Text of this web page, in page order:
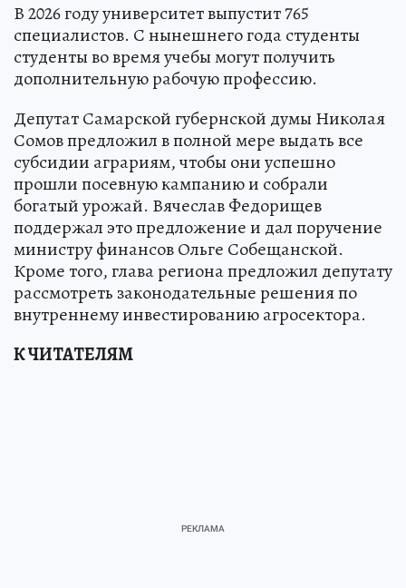
В 2026 году университет выпустит 765
специалистов. С нынешнего года студенты
студенты во время учебы могут получить
дополнительную рабочую профессию.
Депутат Самарской губернской думы Николая
Сомов предложил в полной мере выдать все
субсидии аграриям, чтобы они успешно
прошли посевную кампанию и собрали
богатый урожай. Вячеслав Федорищев
поддержал это предложение и дал поручение
министру финансов Ольге Собещанской.
Кроме того, глава региона предложил депутату
рассмотреть законодательные решения по
внутреннему инвестированию агросектора.
К ЧИТАТЕЛЯМ